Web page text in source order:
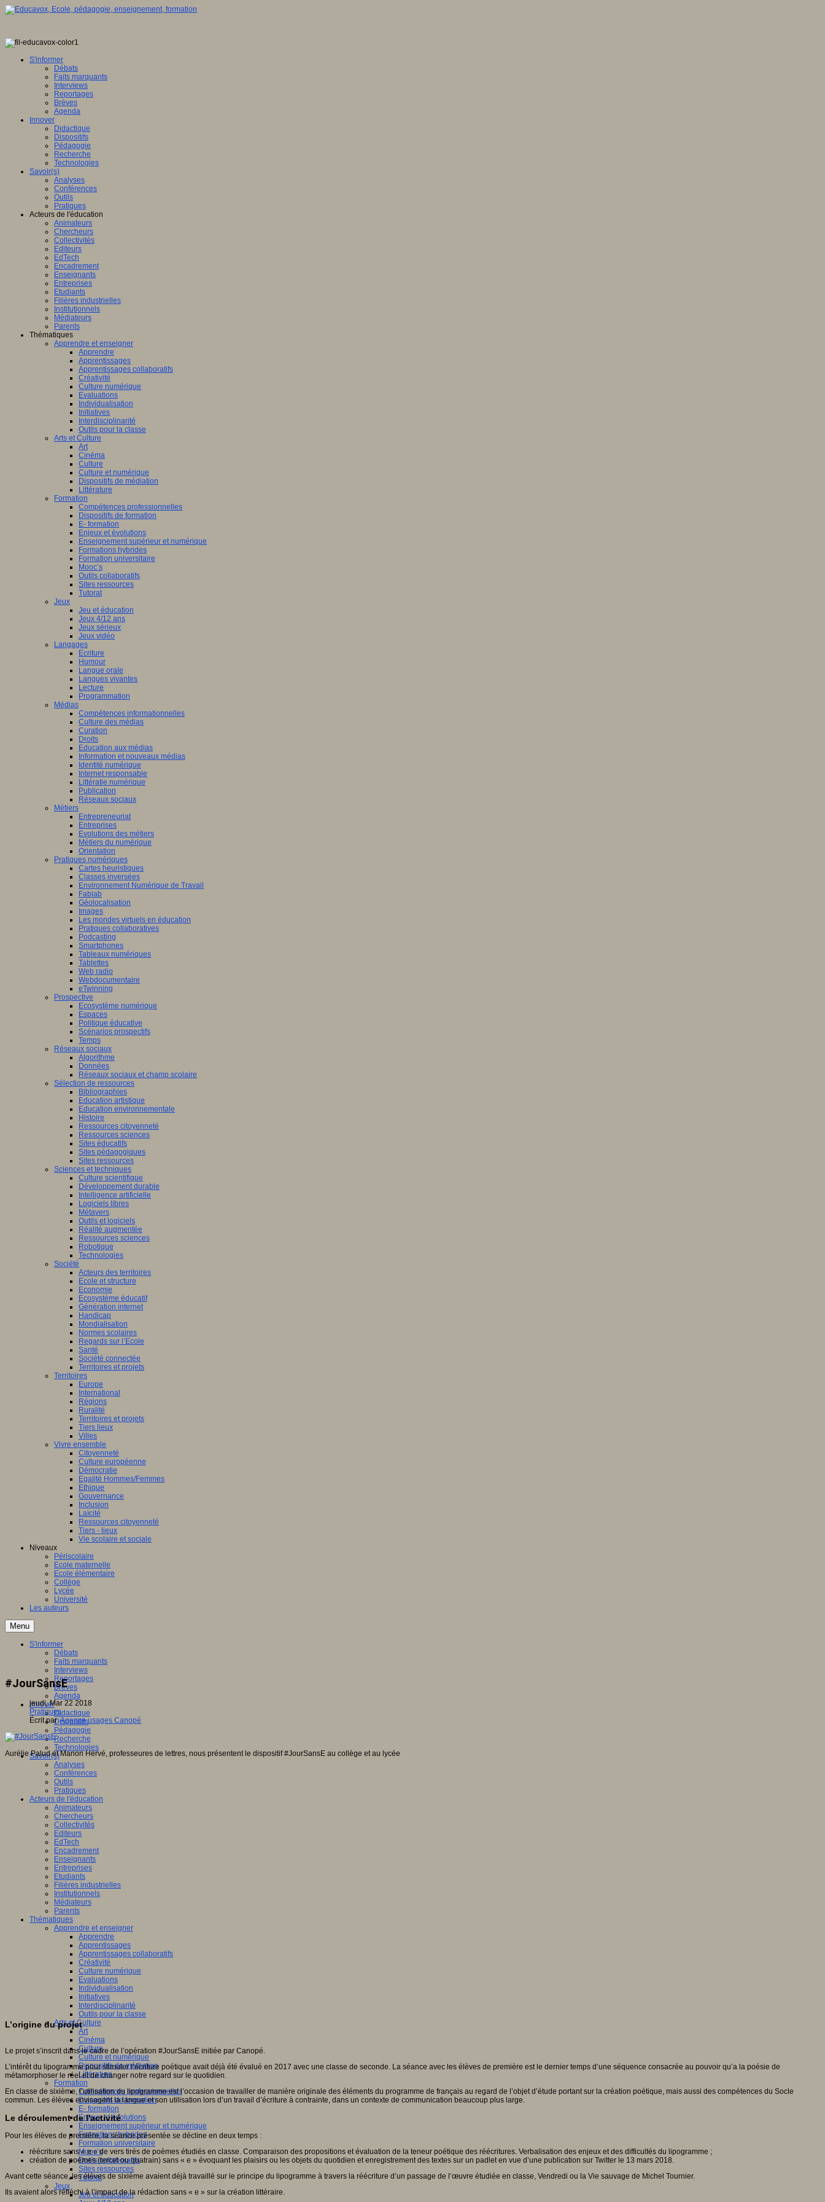
S'informer
Débats
Faits marquants
Interviews
Reportages
Brèves
Agenda
Innover
Didactique
Dispositifs
Pédagogie
Recherche
Technologies
Savoir(s)
Analyses
Conférences
Outils
Pratiques
Acteurs de l'éducation
Animateurs
Chercheurs
Collectivités
Editeurs
EdTech
Encadrement
Enseignants
Entreprises
Etudiants
Filières industrielles
Institutionnels
Médiateurs
Parents
Thématiques
Apprendre et enseigner
Apprendre
Apprentissages
Apprentissages collaboratifs
Créativité
Culture numérique
Evaluations
Individualisation
Initiatives
Interdisciplinarité
Outils pour la classe
Arts et Culture
Art
Cinéma
Culture
Culture et numérique
Dispositifs de médiation
Littérature
Formation
Compétences professionnelles
Dispositifs de formation
E- formation
Enjeux et évolutions
Enseignement supérieur et numérique
Formations hybrides
Formation universitaire
Mooc’s
Outils collaboratifs
Sites ressources
Tutorat
Jeux
Jeu et éducation
Jeux 4/12 ans
Jeux sérieux
Jeux vidéo
Langages
Ecriture
Humour
Langue orale
Langues vivantes
Lecture
Programmation
Médias
Compétences informationnelles
Culture des médias
Curation
Droits
Education aux médias
Information et nouveaux médias
Identité numérique
Internet responsable
Littératie numérique
Publication
Réseaux sociaux
Métiers
Entrepreneuriat
Entreprises
Evolutions des métiers
Métiers du numérique
Orientation
Pratiques numériques
Cartes heuristiques
Classes inversées
Environnement Numérique de Travail
Fablab
Géolocalisation
Images
Les mondes virtuels en éducation
Pratiques collaboratives
Podcasting
Smartphones
Tableaux numériques
Tablettes
Web radio
Webdocumentaire
eTwinning
Prospective
Ecosystème numérique
Espaces
Politique éducative
Scénarios prospectifs
Temps
Réseaux sociaux
Algorithme
Données
Réseaux sociaux et champ scolaire
Sélection de ressources
Bibliographies
Education artistique
Education environnementale
Histoire
Ressources citoyenneté
Ressources sciences
Sites éducatifs
Sites pédagogiques
Sites ressources
Sciences et techniques
Culture scientifique
Développement durable
Intelligence artificielle
Logiciels libres
Métavers
Outils et logiciels
Réalité augmentée
Ressources sciences
Robotique
Technologies
Société
Acteurs des territoires
Ecole et structure
Economie
Ecosystème éducatif
Génération internet
Handicap
Mondialisation
Normes scolaires
Regards sur l’Ecole
Santé
Société connectée
Territoires et projets
Territoires
Europe
International
Régions
Ruralité
Territoires et projets
Tiers lieux
Villes
Vivre ensemble
Citoyenneté
Culture européenne
Démocratie
Egalité Hommes/Femmes
Ethique
Gouvernance
Inclusion
Laïcité
Ressources citoyenneté
Tiers - lieux
Vie scolaire et sociale
Niveaux
Périscolaire
Ecole maternelle
Ecole élémentaire
Collège
Lycée
Université
Les auteurs
Menu
S'informer
Débats
Faits marquants
Interviews
Reportages
Brèves
Agenda
Innover
Didactique
Dispositifs
Pédagogie
Recherche
Technologies
Savoir(s)
Analyses
Conférences
Outils
Pratiques
Acteurs de l'éducation
Animateurs
Chercheurs
Collectivités
Editeurs
EdTech
Encadrement
Enseignants
Entreprises
Etudiants
Filières industrielles
Institutionnels
Médiateurs
Parents
Thématiques
Apprendre et enseigner
Apprendre
Apprentissages
Apprentissages collaboratifs
Créativité
Culture numérique
Evaluations
Individualisation
Initiatives
Interdisciplinarité
Outils pour la classe
Arts et Culture
Art
Cinéma
Culture
Culture et numérique
Dispositifs de médiation
Littérature
Formation
Compétences professionnelles
Dispositifs de formation
E- formation
Enjeux et évolutions
Enseignement supérieur et numérique
Formations hybrides
Formation universitaire
Mooc’s
Outils collaboratifs
Sites ressources
Tutorat
Jeux
Jeu et éducation
#JourSansE
jeudi, Mar 22 2018
Pratiques
Écrit parAgence usages Canopé
Aurélie Palud et Manon Hervé, professeures de lettres, nous présentent le dispositif #JourSansE au collège et au lycée
L’origine du projet
Le projet s’inscrit dans le cadre de l’opération #JourSansE initiée par Canopé.
L’intérêt du lipogramme pour stimuler l’écriture poétique avait déjà été évalué en 2017 avec une classe de seconde. La séance avec les élèves de première est le dernier temps d’une séquence consacrée au pouvoir qu’a la poésie de
métamorphoser le réel et de changer notre regard sur le quotidien.
En classe de sixième, l’utilisation du lipogramme est l’occasion de travailler de manière originale des éléments du programme de français au regard de l’objet d’étude portant sur la création poétique, mais aussi des compétences du Socle
commun. Les élèves envisagent la langue et son utilisation lors d’un travail d’écriture à contrainte, dans un contexte de communication beaucoup plus large.
Le déroulement de l'activité
Pour les élèves de première, la séance présentée se décline en deux temps :
réécriture sans « e » de vers tirés de poèmes étudiés en classe. Comparaison des propositions et évaluation de la teneur poétique des réécritures. Verbalisation des enjeux et des difficultés du lipogramme ;
création de poèmes (tercet ou quatrain) sans « e » évoquant les plaisirs ou les objets du quotidien et enregistrement des textes sur un padlet en vue d’une publication sur Twitter le 13 mars 2018.
Avant cette séance, les élèves de sixième avaient déjà travaillé sur le principe du lipogramme à travers la réécriture d’un passage de l’œuvre étudiée en classe, Vendredi ou la Vie sauvage de Michel Tournier.
Ils avaient alors réfléchi à l’impact de la rédaction sans « e » sur la création littéraire.